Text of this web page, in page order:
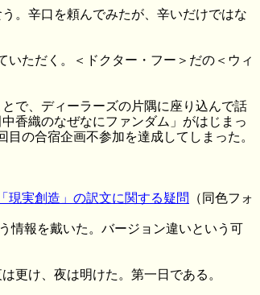
。辛口を頼んでみたが、辛いだけではな
ただく。＜ドクター・フー＞だの＜ウィ
で、ディーラーズの片隅に座り込んで話
香織のなぜなにファンダム」がはじまっ
の合宿企画不参加を達成してしまった。
現実創造」の訳文に関する疑問
（同色フォ
情報を戴いた。バージョン違いという可
更け、夜は明けた。第一日である。